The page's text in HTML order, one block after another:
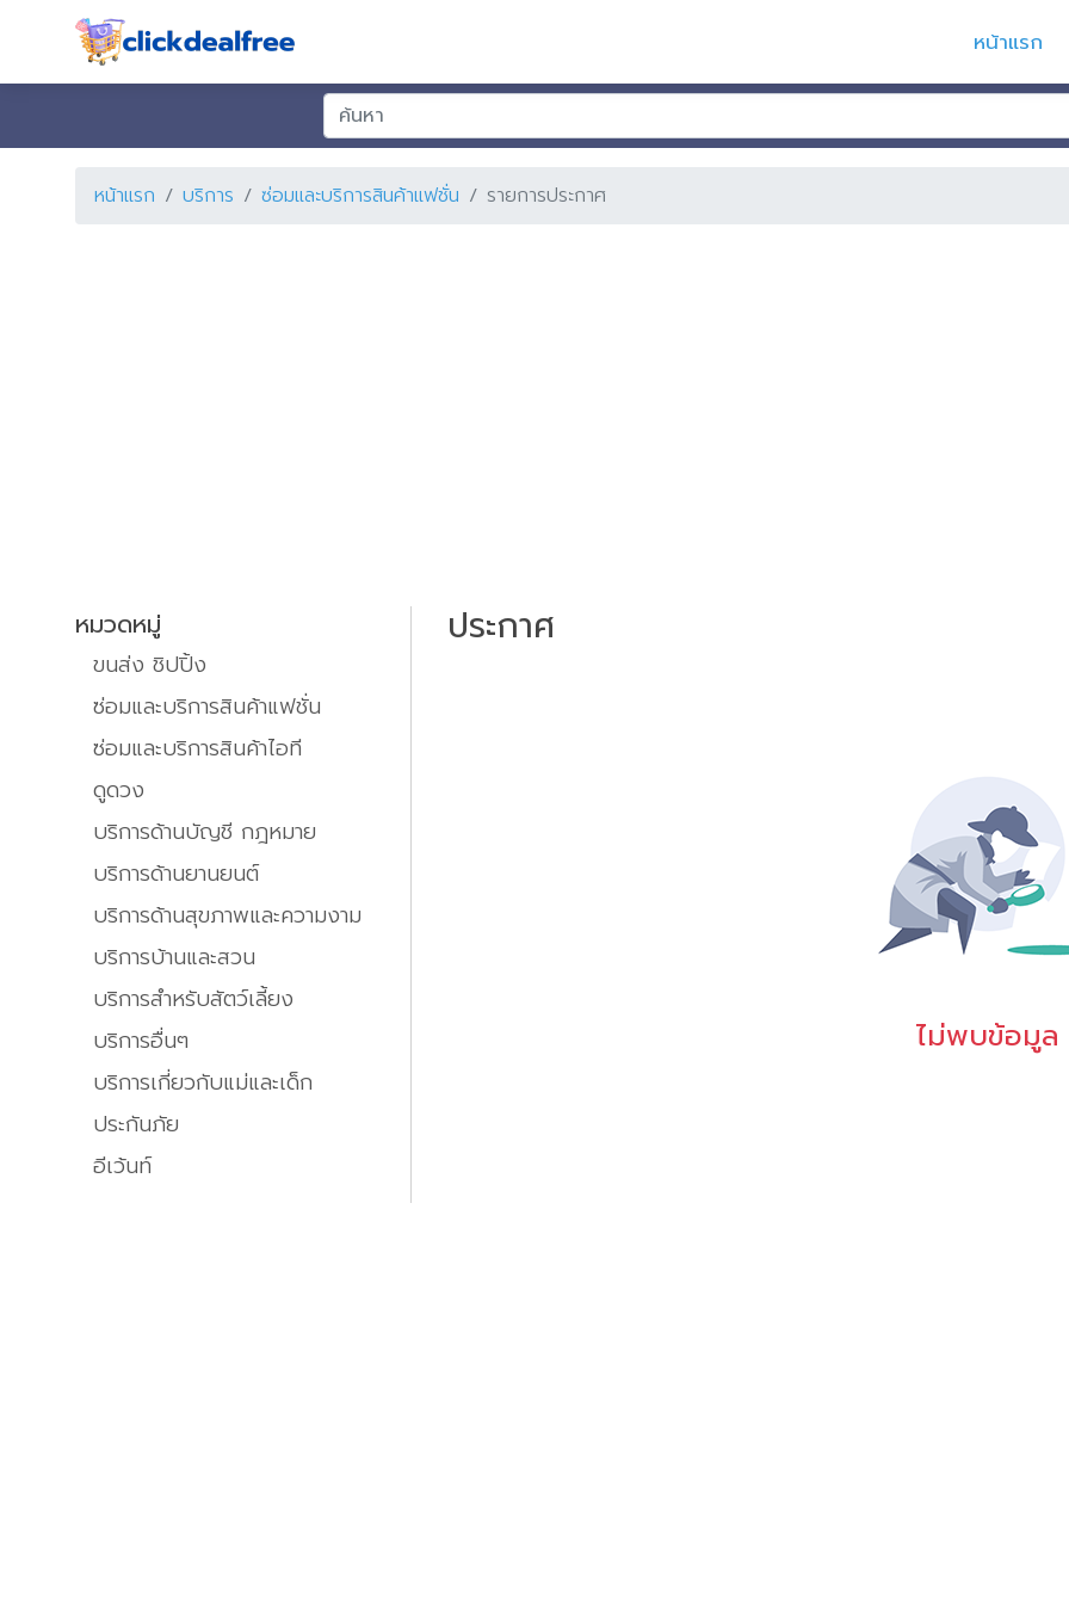
หน้าแรก
หน้าแรก บริการ ซ่อมและบริการสินค้าแฟชั่น รายการประกาศ
หมวดหมู่
ขนส่ง ชิปปิ้ง
ซ่อมและบริการสินค้าแฟชั่น
ซ่อมและบริการสินค้าไอที
ดูดวง
บริการด้านบัญชี กฎหมาย
บริการด้านยานยนต์
บริการด้านสุขภาพและความงาม
บริการบ้านและสวน
บริการสำหรับสัตว์เลี้ยง
บริการอื่นๆ
บริการเกี่ยวกับแม่และเด็ก
ประกันภัย
อีเว้นท์
ประกาศ
ไม่พบข้อมูล